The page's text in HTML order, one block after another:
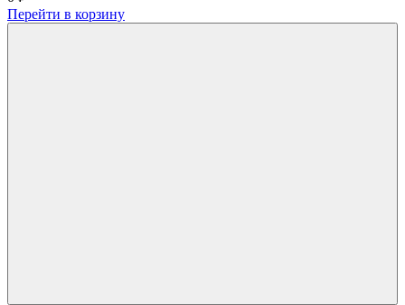
Перейти в корзину